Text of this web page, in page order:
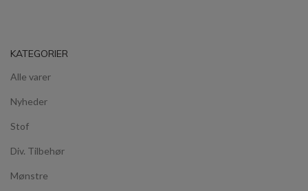
KATEGORIER
Alle varer
Nyheder
Stof
Div. Tilbehør
Mønstre